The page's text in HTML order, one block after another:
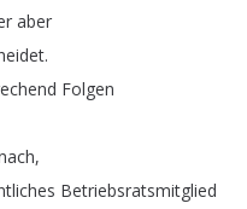
aber
.
Folgen
,
Betriebsratsmitglied